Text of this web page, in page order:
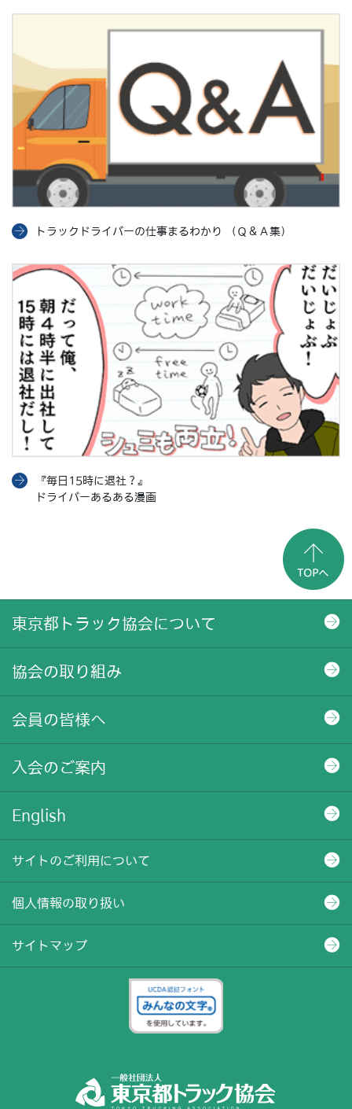
トラックドライバーの仕事まるわかり （Ｑ＆Ａ集）
『毎日15時に退社？』
ドライバーあるある漫画
東京都トラック協会について
協会の取り組み
会員の皆様へ
入会のご案内
English
サイトのご利用について
個人情報の取り扱い
サイトマップ